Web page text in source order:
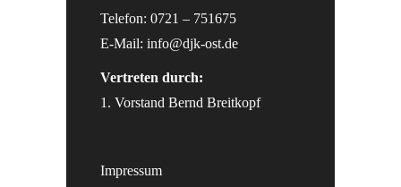
Telefon: 0721 – 751675
E-Mail: info@djk-ost.de
Vertreten durch:
1. Vorstand Bernd Breitkopf
Impressum